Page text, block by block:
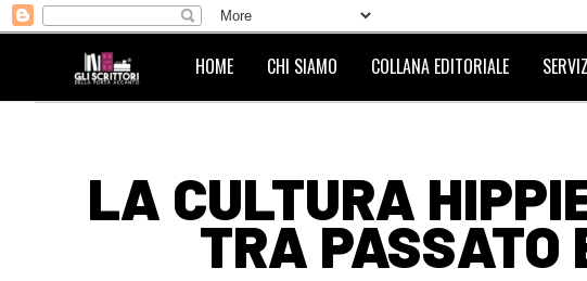
HOME CHI SIAMO COLLANA EDITORIALE
LA CULTURA
TRA PASSATO